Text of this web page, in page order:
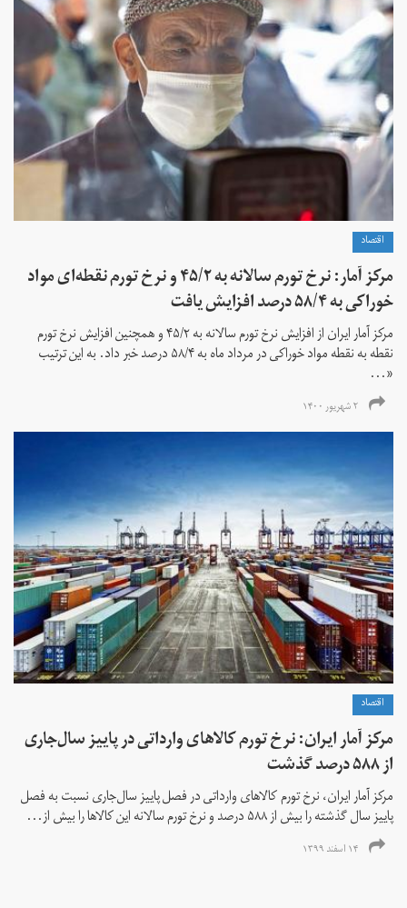
اقتصاد
مرکز آمار: نرخ تورم سالانه به ۴۵/۲ و نرخ تورم نقطه‌ای مواد
خوراکی به ۵۸/۴ درصد افزایش یافت
مرکز آمار ایران از افزایش نرخ تورم سالانه به ۴۵/۲ و همچنین افزایش نرخ تورم
نقطه به نقطه مواد خوراکی در مرداد ماه به ۵۸/۴ درصد خبر داد. به این ترتیب
«...
۲ شهریور ۱۴۰۰
اقتصاد
مرکز آمار ایران: نرخ تورم کالاهای وارداتی در پاییز سال‌جاری
از ۵۸۸ درصد گذشت
مرکز آمار ایران، نرخ تورم كالاهای وارداتی در فصل پاییز سال‌جاری نسبت به فصل
پاییز سال گذشته را بیش از ۵۸۸ درصد و نرخ تورم سالانه این کالاها را بیش از...
۱۴ اسفند ۱۳۹۹